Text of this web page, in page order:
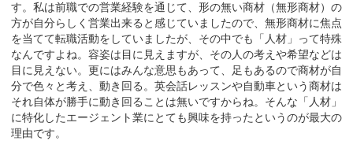
す。私は前職での営業経験を通じて、形の無い商材（無形商材）の
方が自分らしく営業出来ると感じていましたので、無形商材に焦点
を当てて転職活動をしていましたが、その中でも「人材」って特殊
なんですよね。容姿は目に見えますが、その人の考えや希望などは
目に見えない。更にはみんな意思もあって、足もあるので商材が自
分で色々と考え、動き回る。英会話レッスンや自動車という商材は
それ自体が勝手に動き回ることは無いですからね。そんな「人材」
に特化したエージェント業にとても興味を持ったというのが最大の
理由です。